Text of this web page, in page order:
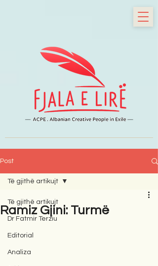
Post
Të gjithë artikujt
Dr Fatmir Terziu
Editorial
Analiza
Të gjithë artikujt
Ramiz Gjini: Turmë